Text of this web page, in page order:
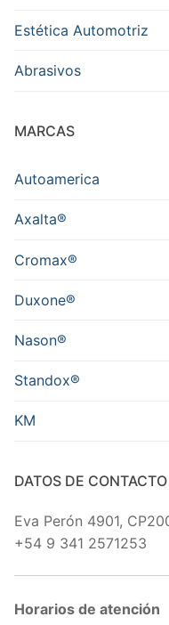
Estética Automotriz
Abrasivos
MARCAS
Autoamerica
Axalta®
Cromax®
Duxone®
Nason®
Standox®
KM
DATOS DE CONTACTO
Eva Perón 4901,
+54 9 341 2571253
Horarios de atención